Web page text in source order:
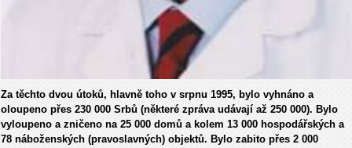
Za těchto dvou útoků, hlavně toho v srpnu 1995, bylo vyhnáno a
oloupeno přes 230 000 Srbů (některé zpráva udávají až 250 000). Bylo
vyloupeno a zničeno na 25 000 domů a kolem 13 000 hospodářských a
78 náboženských (pravoslavných) objektů. Bylo zabito přes 2 000